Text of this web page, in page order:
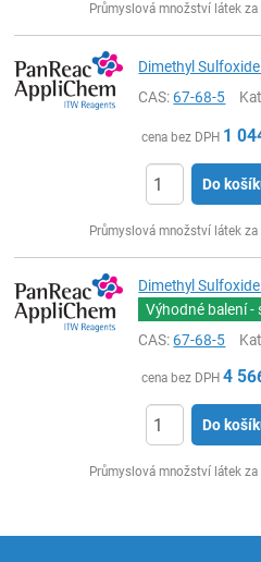
Průmyslová množství látek
Dimethyl
CAS:67-68-5
cena bez DPH 1
Do
Průmyslová množství látek
Dimethyl
Výhodné balení -
CAS:67-68-5
cena bez DPH 4
Do
Průmyslová množství látek